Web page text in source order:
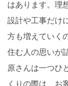
はあります。理
設計や工事だけ
方も増えていく
住む人の思いが
原さんは一つひ
くりの際は、お